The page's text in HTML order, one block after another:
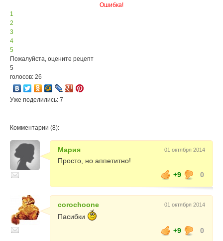
Ошибка!
1
2
3
4
5
Пожалуйста, оцените рецепт
5
голосов: 26
Уже поделились: 7
Комментарии (8):
Мария 01 октября 2014
Просто, но аппетитно!
+9
0
corochoone 01 октября 2014
Пасибки
+9
0